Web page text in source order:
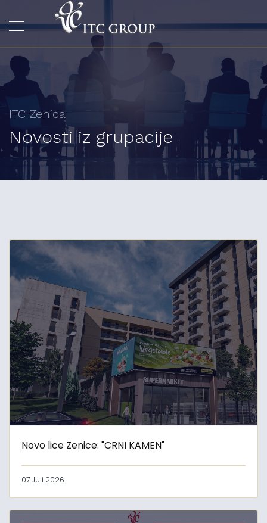
ITC Zenica
Novosti iz grupacije
Novo lice Zenice: "CRNI KAMEN"
07 Juli 2026